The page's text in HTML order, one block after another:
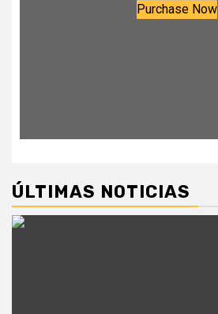
Purchase Now
ÚLTIMAS NOTICIAS